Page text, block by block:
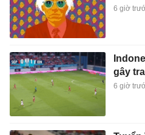
6 giờ
gây
6 giờ